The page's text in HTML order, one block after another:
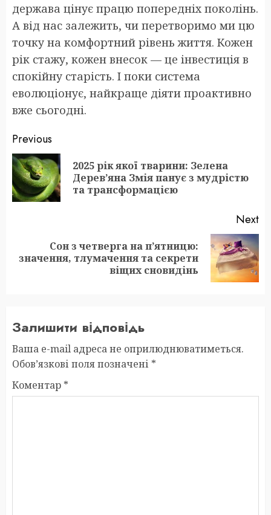
держава цінує працю попередніх поколінь.
А від нас залежить, чи перетворимо ми цю
точку на комфортний рівень життя. Кожен
рік стажу, кожен внесок — це інвестиція в
спокійну старість. І поки система
еволюціонує, найкраще діяти проактивно
вже сьогодні.
Post
navigation
Previous
2025 рік якої тварини: Зелена
Дерев’яна Змія панує з мудрістю
та трансформацією
Next
Next
Сон з четверга на п’ятницю:
значення, тлумачення та секрети
віщих сновидінь
Залишити відповідь
Ваша e-mail адреса не оприлюднюватиметься.
Обов’язкові поля позначені *
Коментар *